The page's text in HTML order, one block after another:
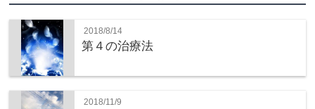
2018/8/14
第４の治療法
2018/11/9